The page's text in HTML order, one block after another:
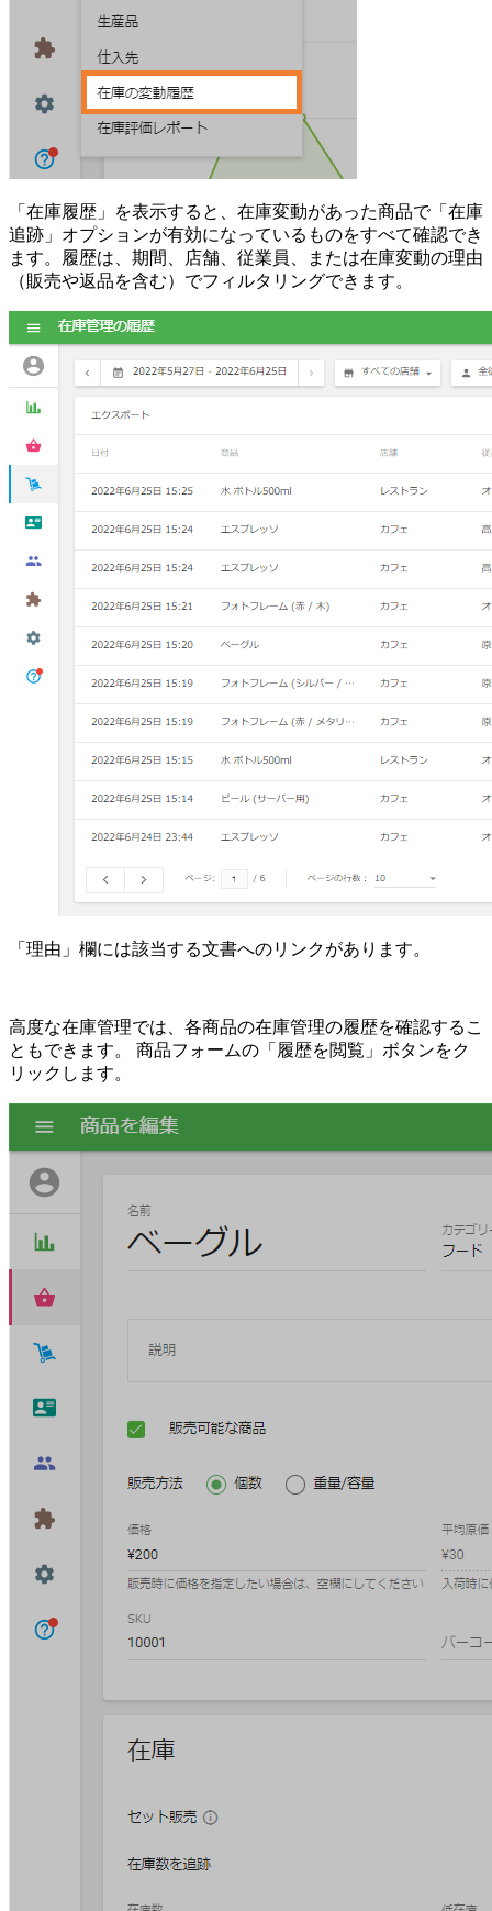
「在庫履歴」を表示すると、在庫変動があった商品で「在庫
追跡」オプションが有効になっているものをすべて確認でき
ます。履歴は、期間、店舗、従業員、または在庫変動の理由
（販売や返品を含む）でフィルタリングできます。
「理由」欄には該当する文書へのリンクがあります。
高度な在庫管理では、各商品の在庫管理の履歴を確認するこ
ともできます。 商品フォームの「履歴を閲覧」ボタンをク
リックします。